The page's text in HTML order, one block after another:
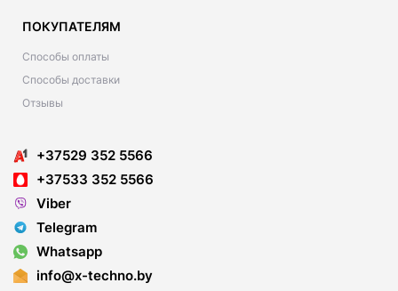
ПОКУПАТЕЛЯМ
Способы оплаты
Способы доставки
Отзывы
+37529 352 5566
+37533 352 5566
Viber
Telegram
Whatsapp
info@x-techno.by